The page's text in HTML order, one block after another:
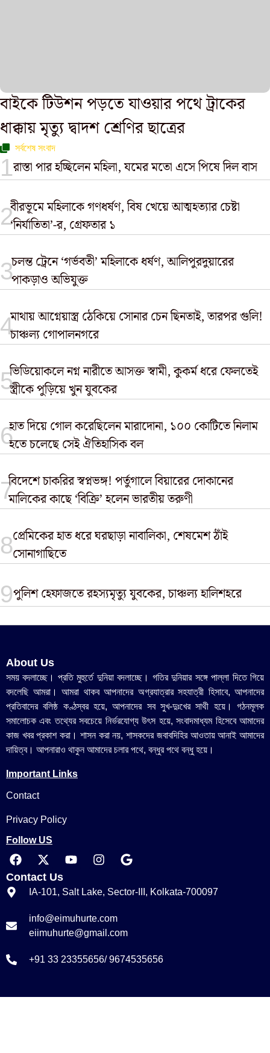
বাইকে টিউশন পড়তে যাওয়ার পথে ট্রাকের
ধাক্কায় মৃত্যু দ্বাদশ শ্রেণির ছাত্রের
সর্বশেষ সংবাদ
রাস্তা পার হচ্ছিলেন মহিলা, যমের মতো এসে পিষে দিল বাস
বীরভূমে মহিলাকে গণধর্ষণ, বিষ খেয়ে আত্মহত্যার চেষ্টা
‘নির্যাতিতা’-র, গ্রেফতার ১
চলন্ত ট্রেনে ‘গর্ভবতী’ মহিলাকে ধর্ষণ, আলিপুরদুয়ারের
পাকড়াও অভিযুক্ত
মাথায় আগ্নেয়াস্ত্র ঠেকিয়ে সোনার চেন ছিনতাই, তারপর গুলি!
চাঞ্চল্য গোপালনগরে
ভিডিয়োকলে নগ্ন নারীতে আসক্ত স্বামী, কুকর্ম ধরে ফেলতেই
স্ত্রীকে পুড়িয়ে খুন যুবকের
হাত দিয়ে গোল করেছিলেন মারাদোনা, ১০০ কোটিতে নিলাম
হতে চলেছে সেই ঐতিহাসিক বল
বিদেশে চাকরির স্বপ্নভঙ্গ! পর্তুগালে বিয়ারের দোকানের
মালিকের কাছে ‘বিক্রি’ হলেন ভারতীয় তরুণী
প্রেমিকের হাত ধরে ঘরছাড়া নাবালিকা, শেষমেশ ঠাঁই
সোনাগাছিতে
পুলিশ হেফাজতে রহস্যমৃত্যু যুবকের, চাঞ্চল্য হালিশহরে
About Us
সময় বদলাচ্ছে। প্রতি মুহুর্তে দুনিয়া বদলাচ্ছে। গতির দুনিয়ার সঙ্গে পাল্লা দিতে গিয়ে
বদলেছি আমরা। আমরা থাকব আপনাদের অগ্রযাত্রার সহযাত্রী হিসাবে, আপনাদের
প্রতিবাদের বলিষ্ঠ কণ্ঠস্বর হয়ে, আপনাদের সব সুখ-দুঃখের সাথী হয়ে। গঠনমূলক
সমালোচক এবং তথ্যের সবচেয়ে নির্ভরযোগ্য উ‍ৎস হয়ে, সংবাদমাধ্যম হিসেবে আমাদের
কাজ খবর প্রকাশ করা। শাসন করা নয়, শাসকদের জবাবদিহির আওতায় আনাই আমাদের
দায়িত্ব। আপনারাও থাকুন আমাদের চলার পথে, বন্ধুর পথে বন্ধু হয়ে।
Important Links
Contact
Privacy Policy
Follow US
Contact Us
IA-101, Salt Lake, Sector-III, Kolkata-700097
info@eimuhurte.com
eiimuhurte@gmail.com
+91 33 23355656/ 9674535656